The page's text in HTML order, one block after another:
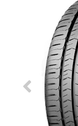
Previous